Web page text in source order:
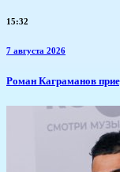
15:32
7 августа 2026
​Роман Каграманов